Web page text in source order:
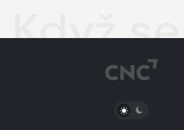
Když
PŘEPNOUT